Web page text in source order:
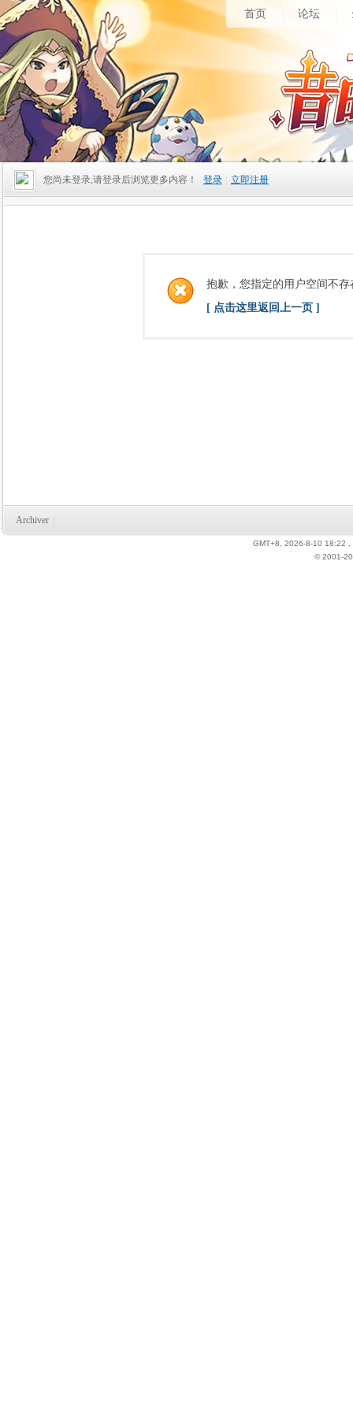
首页 论坛
您尚未登录,请登录后浏览更多内容！ 登录 立即注册
抱歉，您指定的用户空间不存
[ 点击这里返回上一页 ]
Archiver
GMT+8, 2026-8-10 18:22
© 2001-